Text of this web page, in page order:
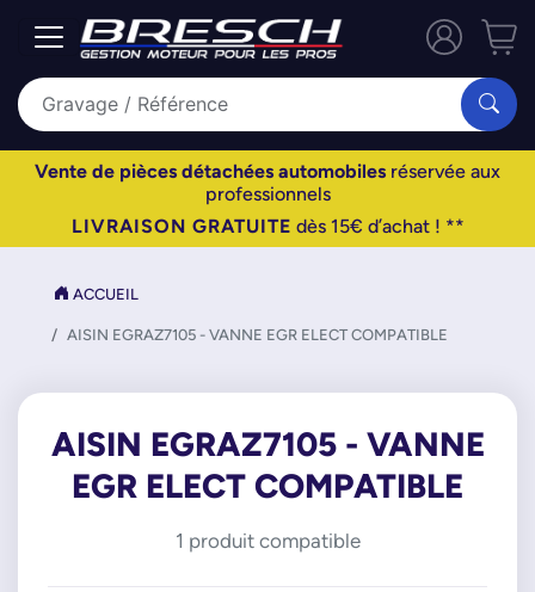
Vente de pièces détachées automobiles réservée aux
professionnels
LIVRAISON GRATUITE dès 15€ d’achat ! **
ACCUEIL
AISIN EGRAZ7105 - VANNE EGR ELECT COMPATIBLE
AISIN EGRAZ7105 - VANNE
EGR ELECT COMPATIBLE
1 produit compatible